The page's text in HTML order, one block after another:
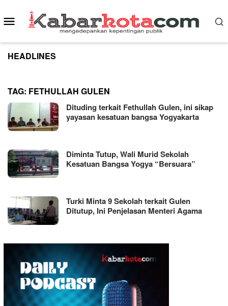
to
content
Mobile
Menu
HEADLINES
TAG: FETHULLAH GULEN
Dituding terkait Fethullah Gulen, ini sikap
yayasan kesatuan bangsa Yogyakarta
Diminta Tutup, Wali Murid Sekolah
Kesatuan Bangsa Yogya “Bersuara”
Turki Minta 9 Sekolah terkait Gulen
Ditutup, Ini Penjelasan Menteri Agama